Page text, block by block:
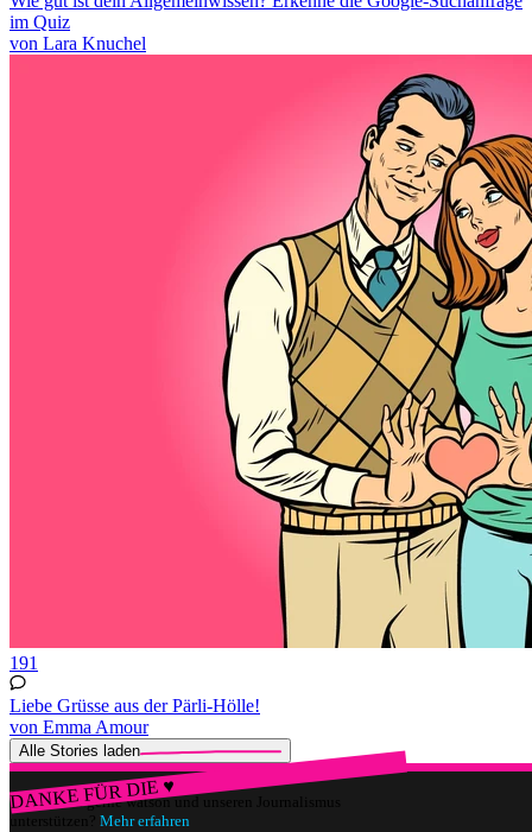
im Quiz
von Lara Knuchel
191
Liebe Grüsse aus der Pärli-Hölle!
von Emma Amour
Alle Stories laden
DANKE FÜR DIE ♥
Würdest du gerne watson und unseren Journalismus
unterstützen? Mehr erfahren